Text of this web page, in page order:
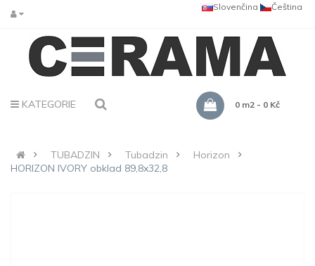
Čeština
Slovenčina
KATEGORIE 0 m2 - 0 Kč
TUBADZIN Tubadzin
Horizon
HORIZON IVORY obklad 89,8x32,8